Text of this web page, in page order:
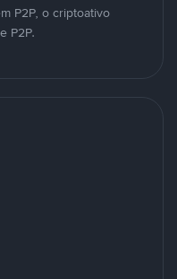
P2P, o criptoativo
P2P.